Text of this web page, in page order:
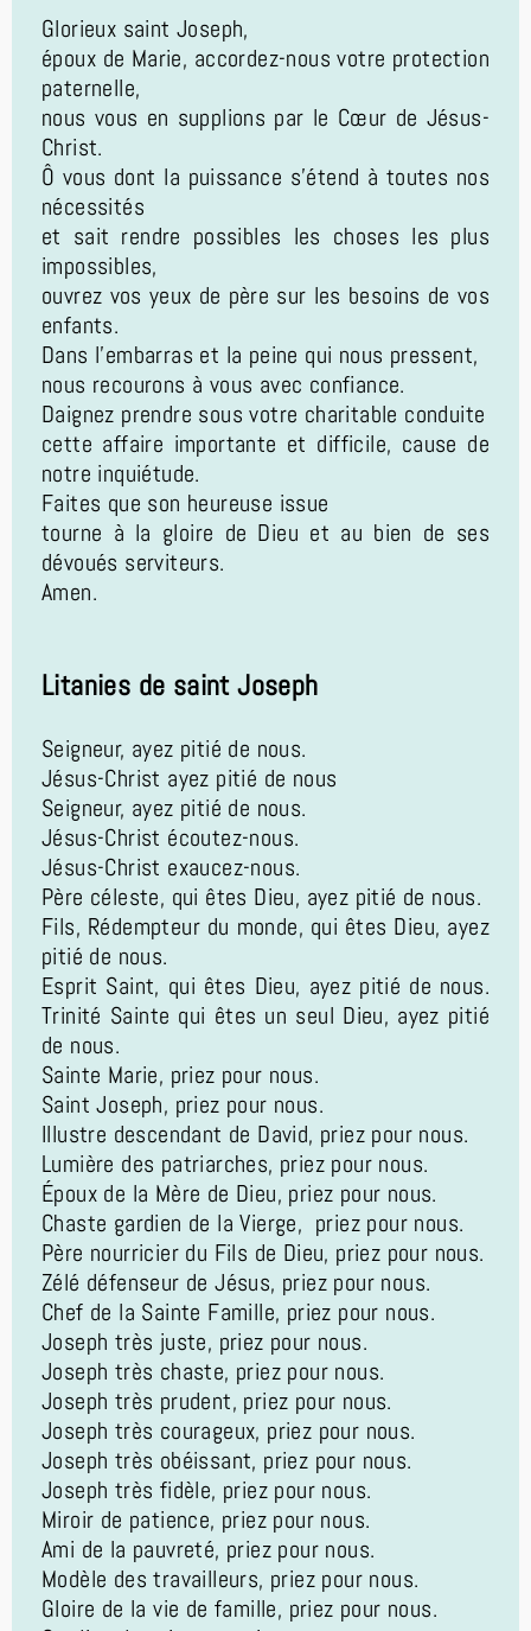
Glorieux saint Joseph,
époux de Marie, accordez-nous votre protection
paternelle,
nous vous en supplions par le Cœur de Jésus-
Christ.
Ô vous dont la puissance s’étend à toutes nos
nécessités
et sait rendre possibles les choses les plus
impossibles,
ouvrez vos yeux de père sur les besoins de vos
enfants.
Dans l’embarras et la peine qui nous pressent,
nous recourons à vous avec confiance.
Daignez prendre sous votre charitable conduite
cette affaire importante et difficile, cause de
notre inquiétude.
Faites que son heureuse issue
tourne à la gloire de Dieu et au bien de ses
dévoués serviteurs.
Amen.
Litanies de saint Joseph
Seigneur, ayez pitié de nous.
Jésus-Christ ayez pitié de nous
Seigneur, ayez pitié de nous.
Jésus-Christ écoutez-nous.
Jésus-Christ exaucez-nous.
Père céleste, qui êtes Dieu, ayez pitié de nous.
Fils, Rédempteur du monde, qui êtes Dieu, ayez
pitié de nous.
Esprit Saint, qui êtes Dieu, ayez pitié de nous.
Trinité Sainte qui êtes un seul Dieu, ayez pitié
de nous.
Sainte Marie, priez pour nous.
Saint Joseph, priez pour nous.
Illustre descendant de David, priez pour nous.
Lumière des patriarches, priez pour nous.
Époux de la Mère de Dieu, priez pour nous.
Chaste gardien de la Vierge, priez pour nous.
Père nourricier du Fils de Dieu, priez pour nous.
Zélé défenseur de Jésus, priez pour nous.
Chef de la Sainte Famille, priez pour nous.
Joseph très juste, priez pour nous.
Joseph très chaste, priez pour nous.
Joseph très prudent, priez pour nous.
Joseph très courageux, priez pour nous.
Joseph très obéissant, priez pour nous.
Joseph très fidèle, priez pour nous.
Miroir de patience, priez pour nous.
Ami de la pauvreté, priez pour nous.
Modèle des travailleurs, priez pour nous.
Gloire de la vie de famille, priez pour nous.